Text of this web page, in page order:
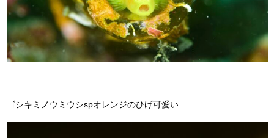
ゴシキミノウミウシspオレンジのひげ可愛い